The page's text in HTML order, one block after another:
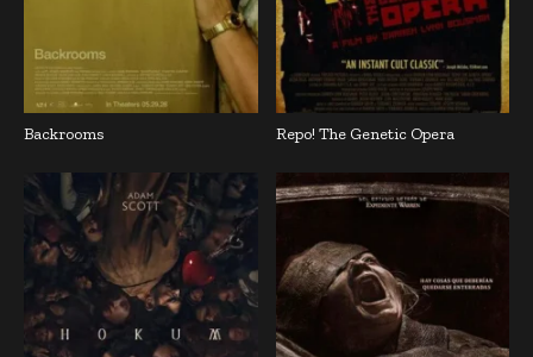
Backrooms Repo! The Genetic Opera